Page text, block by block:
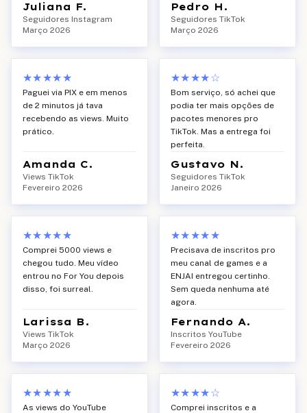
Juliana F.
Seguidores Instagram
Março 2026
Pedro H.
Seguidores TikTok
Março 2026
★★★★★
Paguei via PIX e em menos
de 2 minutos já tava
recebendo as views. Muito
prático.
Amanda C.
Views TikTok
Fevereiro 2026
★★★★☆
Bom serviço, só achei que
podia ter mais opções de
pacotes menores pro
TikTok. Mas a entrega foi
perfeita.
Gustavo N.
Seguidores TikTok
Janeiro 2026
★★★★★
Comprei 5000 views e
chegou tudo. Meu vídeo
entrou no For You depois
disso, foi surreal.
Larissa B.
Views TikTok
Março 2026
★★★★★
Precisava de inscritos pro
meu canal de games e a
ENJAI entregou certinho.
Sem queda nenhuma até
agora.
Fernando A.
Inscritos YouTube
Fevereiro 2026
★★★★★
As views do YouTube
★★★★☆
Comprei inscritos e a